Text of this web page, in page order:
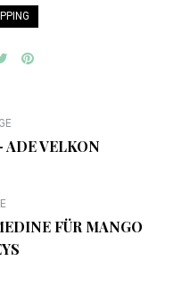
ADE VELKON
FÜR MANGO